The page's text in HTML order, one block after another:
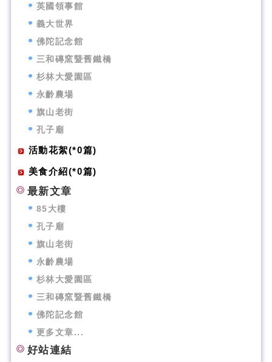
英國領事館
義大世界
佛陀記念館
三和磚窯暨舊鐵橋
杉林大愛園區
永齡農場
旗山老街
孔子廟
活動花絮(*0篇)
美食介紹(*0篇)
最新文章
85大樓
孔子廟
旗山老街
永齡農場
杉林大愛園區
三和磚窯暨舊鐵橋
佛陀記念館
更多文章...
好站連結